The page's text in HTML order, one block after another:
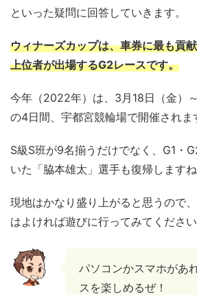
といった疑問に回答していきます。
ウィナーズカップは、車券に最も貢
上位者が出場するG2レースです。
今年（2022年）は、3月18日（金）
の4日間、宇都宮競輪場で開催されま
S級S班が9名揃うだけでなく、G1・
いた「脇本雄太」選手も復帰しますね
現地はかなり盛り上がると思うので
はよければ遊びに行ってみてください
パソコンかスマホがあ
スを楽しめるぜ！